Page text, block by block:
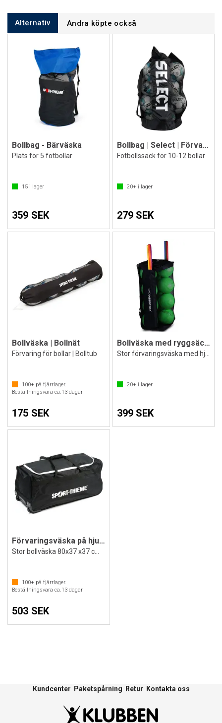
Alternativ Andra köpte också
Bollbag - Bärväska
Plats för 5 fotbollar
15 i lager
359 SEK
Bollbag | Select | Förvaringsväska
Fotbollssäck för 10-12 bollar
20+i lager
279 SEK
Bollväska | Bollnät
Förvaring för bollar | Bolltub
100+ på fjärrlager.
Beställningsvara ca.13 dagar
175 SEK
Bollväska med ryggsäck 10-12 bollar
20+i lager
399 SEK
Förvaringsväska på hjul 110 liter
100+ på fjärrlager.
Beställningsvara ca.13 dagar
503 SEK
Kundcenter Paketspårning Retur Kontakta oss